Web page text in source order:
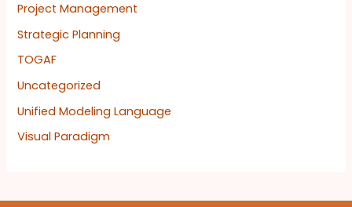
Project Management
Strategic Planning
TOGAF
Uncategorized
Unified Modeling Language
Visual Paradigm